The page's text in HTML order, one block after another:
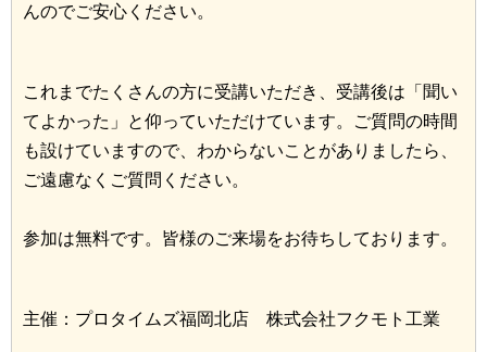
んのでご安心ください。
これまでたくさんの方に受講いただき、受講後は「聞い
てよかった」と仰っていただけています。ご質問の時間
も設けていますので、わからないことがありましたら、
ご遠慮なくご質問ください。
参加は無料です。皆様のご来場をお待ちしております。
主催：プロタイムズ福岡北店 株式会社フクモト工業